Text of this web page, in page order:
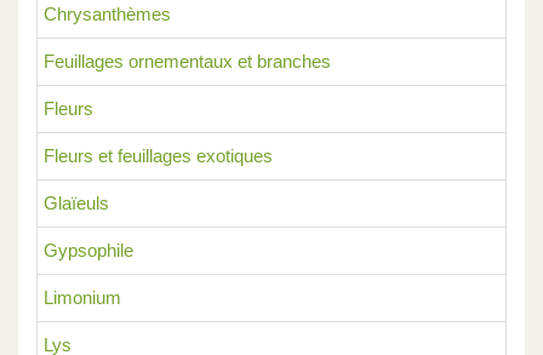
Chrysanthèmes
Feuillages ornementaux et branches
Fleurs
Fleurs et feuillages exotiques
Glaïeuls
Gypsophile
Limonium
Lys